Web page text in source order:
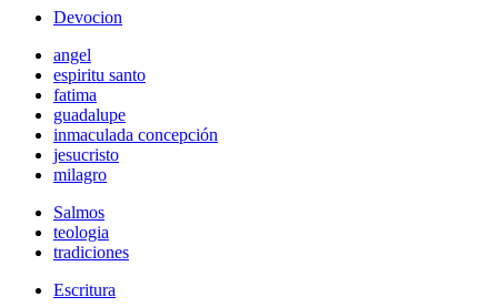
Devocion
angel
espiritu santo
fatima
guadalupe
inmaculada concepción
jesucristo
milagro
Salmos
teologia
tradiciones
Escritura